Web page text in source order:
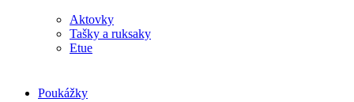
Aktovky
Tašky a ruksaky
Etue
Poukážky